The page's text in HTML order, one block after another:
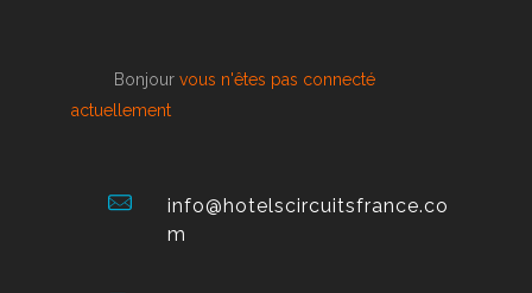
Bonjour vous n'êtes pas connecté
actuellement
info@hotelscircuitsfrance.co
m